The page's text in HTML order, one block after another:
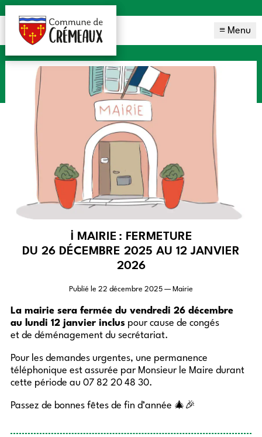
≡ Menu
ℹ️ MAIRIE : FERMETURE
DU 26 DÉCEMBRE 2025 AU 12 JANVIER
2026
Publié le 22 décembre 2025 — Mairie
La mairie sera fermée du vendredi 26 décembre
au lundi 12 janvier inclus pour cause de congés
et de déménagement du secrétariat.
Pour les demandes urgentes, une permanence
téléphonique est assurée par Monsieur le Maire durant
cette période au 07 82 20 48 30.
Passez de bonnes fêtes de fin d’année 🎄🎉